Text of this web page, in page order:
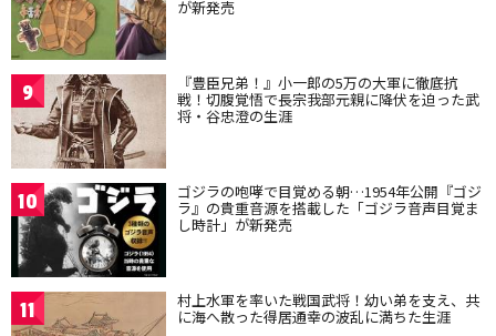
が新発売
9 『豊臣兄弟！』小一郎の5万の大軍に徹底抗
戦！切腹覚悟で長宗我部元親に降伏を迫った武
将・谷忠澄の生涯
10 ゴジラの咆哮で目覚める朝…1954年公開『ゴジ
ラ』の貴重音源を搭載した「ゴジラ音声目覚ま
し時計」が新発売
11 村上水軍を率いた戦国武将！幼い弟を支え、共
に海へ散った得居通幸の波乱に満ちた生涯